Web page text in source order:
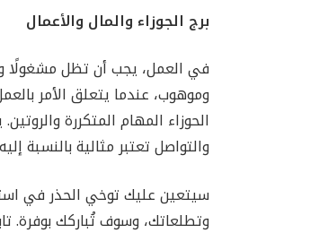
برج الجوزاء والمال والأعمال
في العمل، يجب أن تظل مشغولًا
وموهوب، عندما يتعلق الأمر
الحوزاء المهام المتكررة
والتواصل تعتبر مثالية بالنسبة
سيتعين عليك توخي الحذر في
وتطلعاتك، وسوف تُباركك بوفرة.